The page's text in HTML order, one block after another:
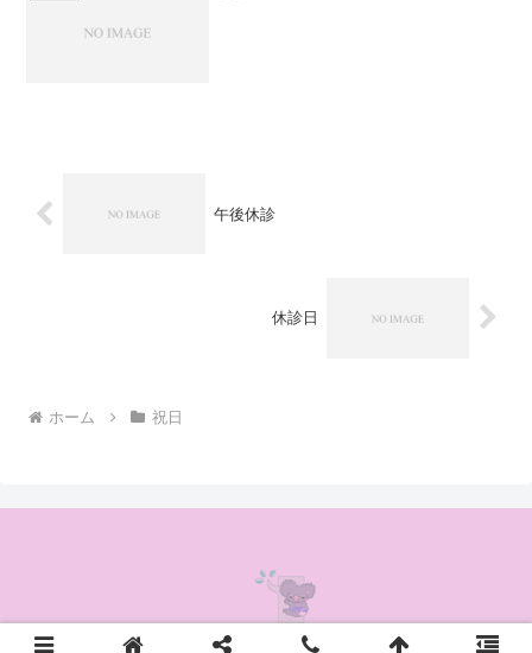
午後休診
休診日
ホーム 祝日
© 2020 かんの耳鼻咽喉科クリニック.